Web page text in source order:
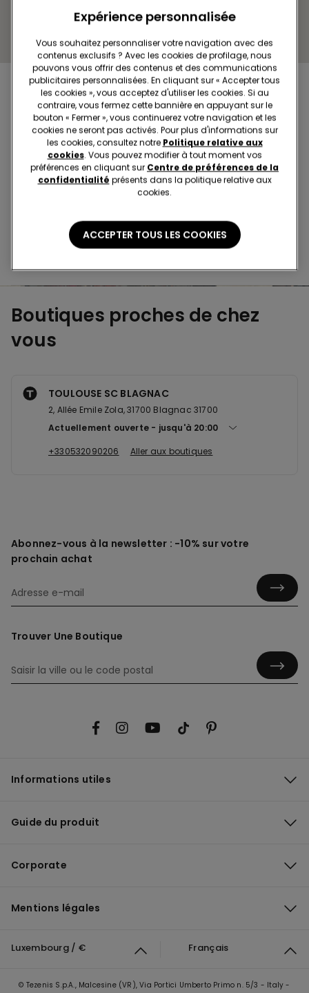
jusqu'à19:30
Achetez en magasin et recevez lacommande où
que vous soyez
Achetez en ligne et récupérezvotre commande
en magasin
Boutiques proches de chez
vous
TOULOUSE SC BLAGNAC
2, Allée Emile Zola, 31700 Blagnac 31700
Actuellement ouverte
jusqu'à 20:00
+330532090206
Aller aux boutiques
Abonnez-vous à la newsletter : -10% sur votre
prochain achat
Trouver Une Boutique
Informations utiles
Guide du produit
Corporate
Mentions légales
Luxembourg / € Français
© Tezenis S.p.A., Malcesine (VR), Via Portici Umberto Primo n. 5/3 - Italy -
Expérience personnalisée
Vous souhaitez personnaliser votre navigation avec des
contenus exclusifs ? Avec les cookies de profilage, nous
pouvons vous offrir des contenus et des communications
publicitaires personnalisées. En cliquant sur « Accepter tous
les cookies », vous acceptez d'utiliser les cookies. Si au
contraire, vous fermez cette bannière en appuyant sur le
bouton « Fermer », vous continuerez votre navigation et les
cookies ne seront pas activés. Pour plus d'informations sur
les cookies, consultez notre Politique relative aux
cookies. Vous pouvez modifier à tout moment vos
préférences en cliquant sur Centre de préférences de la
confidentialité présents dans la politique relative aux
cookies.
ACCEPTER TOUS LES COOKIES